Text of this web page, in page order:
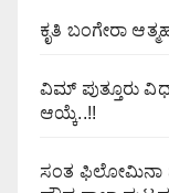
ಕೃತಿ ಬಂಗೇರಾ
ವಿಮ್ ಪುತ್ತೂರು
ಆಯ್ಕೆ..!!
ಸಂತ ಫಿಲೋಮಿನಾ